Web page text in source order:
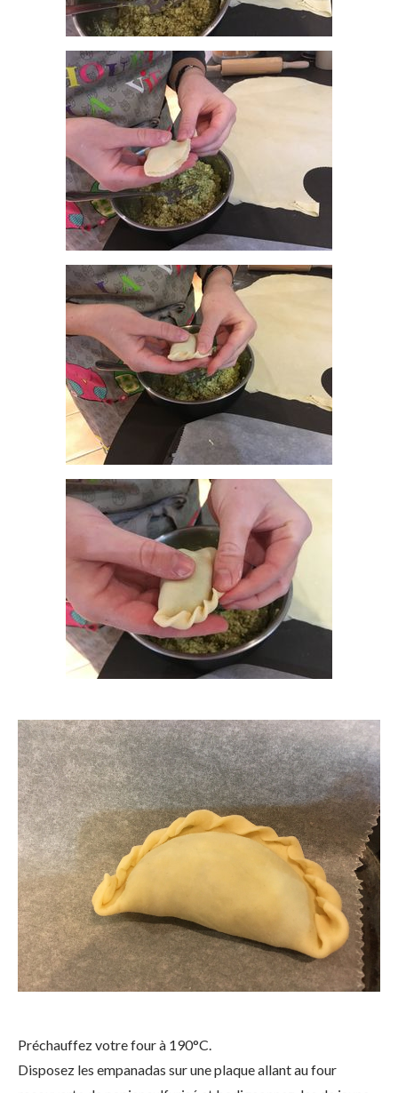
Préchauffez votre four à 190°C.
Disposez les empanadas sur une plaque allant au four